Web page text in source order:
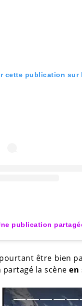
cette publication sur
publication
être bien
partagé la scène en